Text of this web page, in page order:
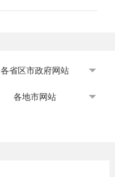
各省区市政府网站
各地市网站